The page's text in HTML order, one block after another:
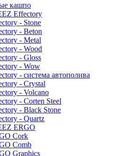
кашпо
Effectory
- Stone
- Beton
- Metal
- Wood
- Gloss
- Wow
- система автополива
- Crystal
- Volcano
- Corten Steel
- Black Stone
- Quartz
ERGO
Cork
Comb
Graphics